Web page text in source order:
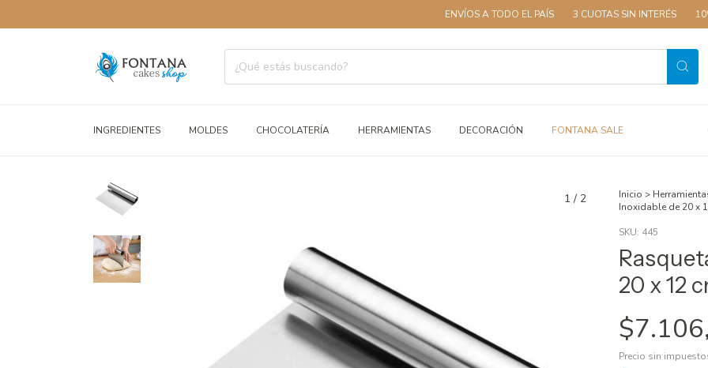
ENVÍOS A TODO EL PAÍS 3 CUOTAS SIN INTERÉS 10% OFF
INGREDIENTES MOLDES CHOCOLATERÍA HERRAMIENTAS DECORACIÓN FONTANA SALE
1 / 2 Inicio >
Inoxidable de 20 x
SKU: 445
20 x 12
Precio sin